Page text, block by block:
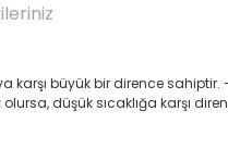
büyük bir dirence sahiptir.
düşük sıcaklığa karşı